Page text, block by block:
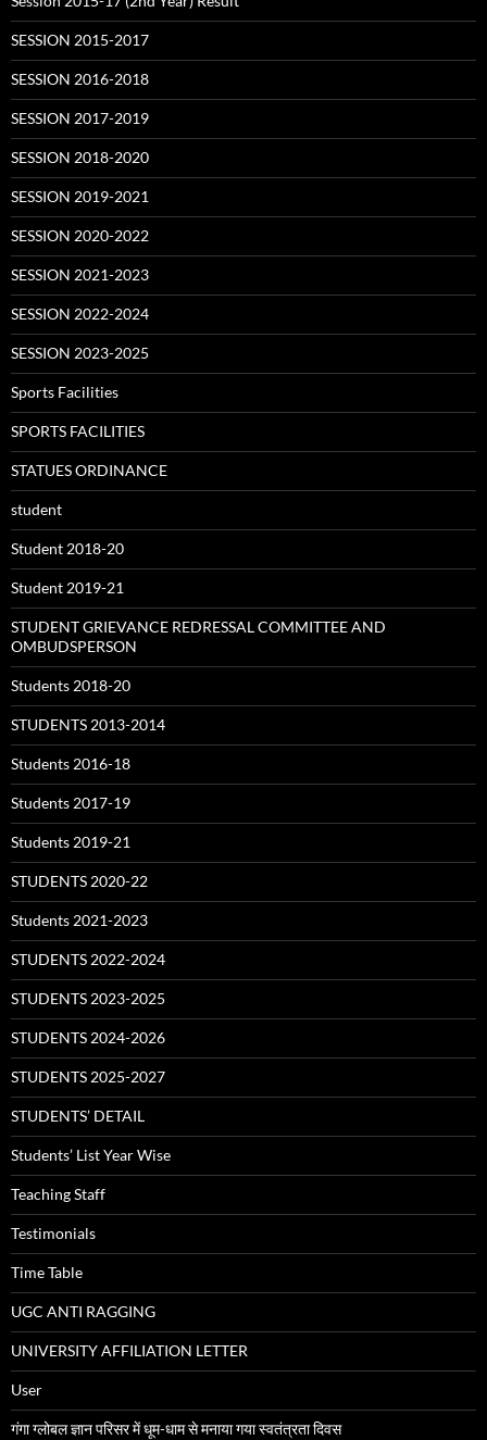
SESSION 2015-2017
SESSION 2016-2018
SESSION 2017-2019
SESSION 2018-2020
SESSION 2019-2021
SESSION 2020-2022
SESSION 2021-2023
SESSION 2022-2024
SESSION 2023-2025
Sports Facilities
SPORTS FACILITIES
STATUES ORDINANCE
student
Student 2018-20
Student 2019-21
STUDENT GRIEVANCE REDRESSAL COMMITTEE AND
OMBUDSPERSON
Students 2018-20
STUDENTS 2013-2014
Students 2016-18
Students 2017-19
Students 2019-21
STUDENTS 2020-22
Students 2021-2023
STUDENTS 2022-2024
STUDENTS 2023-2025
STUDENTS 2024-2026
STUDENTS 2025-2027
STUDENTS’ DETAIL
Students’ List Year Wise
Teaching Staff
Testimonials
Time Table
UGC ANTI RAGGING
UNIVERSITY AFFILIATION LETTER
User
गंगा ग्लोबल ज्ञान परिसर में धूम-धाम से मनाया गया स्वतंत्रता दिवस